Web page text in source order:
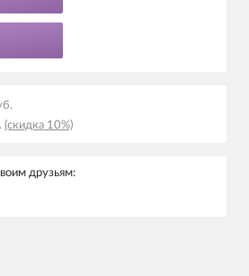
(скидка 10%)
друзьям: